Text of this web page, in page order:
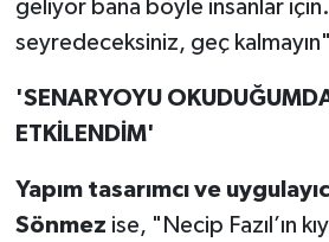
geliyor bana böyle insanlar
seyredeceksiniz, geç
'SENARYOYU
ETKİLENDİM'
Yapım tasarımcı ve
Sönmez ise, "Necip Fazıl’ın